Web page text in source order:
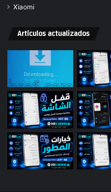
Xiaomi
Artículos actualizados